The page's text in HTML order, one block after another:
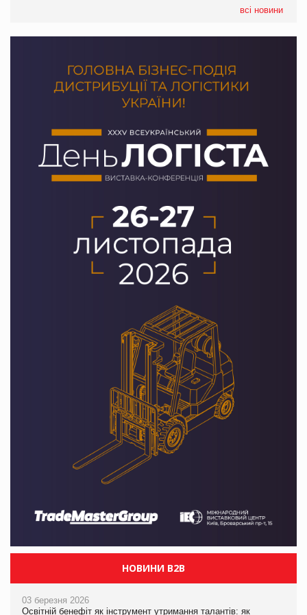
всі новини
Сергій Лісунов про заморожені хлібобулочні вироби на
НОВИНИ B2B
03 березня 2026
Освітній бенефіт як інструмент утримання талантів: як